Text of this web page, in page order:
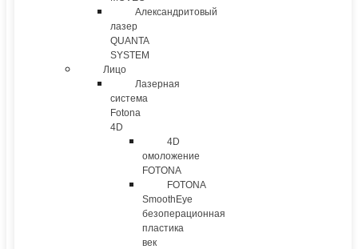
Александритовый
лазер
QUANTA
SYSTEM
Лицо
Лазерная
система
Fotona
4D
4D
омоложение
FOTONA
FOTONA
SmoothEye
безоперационная
пластика
век